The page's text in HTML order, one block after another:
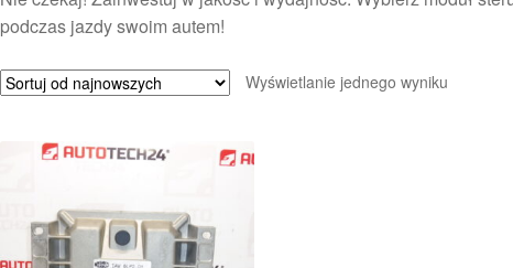
podczas jazdy swoim autem!
Wyświetlanie jednego wyniku